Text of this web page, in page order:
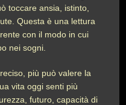
toccare ansia, istinto,
Questa è una lettura
con il modo in cui
nei sogni.
più può valere la
vita oggi senti più
futuro, capacità di